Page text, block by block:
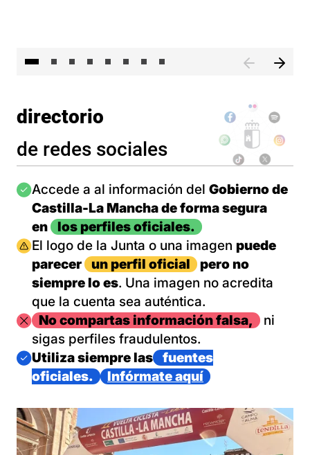
directorio
de redes sociales
Imagen
Accede a al información del Gobierno de
Castilla-La Mancha de forma segura
en
los perfiles oficiales.
Imagen
El logo de la Junta o una imagen puede
parecer
un perfil oficial
pero no
siempre lo es. Una imagen no acredita
que la cuenta sea auténtica.
ImagenNo compartas información falsa,
ni
sigas perfiles fraudulentos.
Imagen
Utiliza siempre las
fuentes
oficiales.
Infórmate aquí